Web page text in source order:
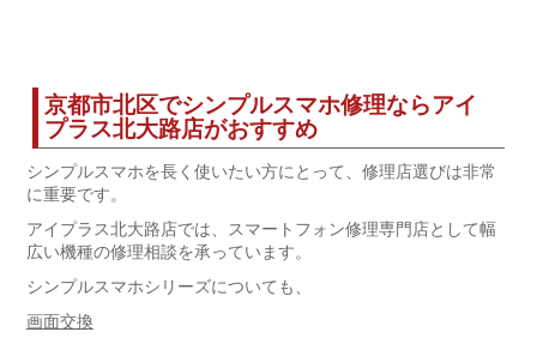
京都市北区でシンプルスマホ修理ならアイ
プラス北大路店がおすすめ
シンプルスマホを長く使いたい方にとって、修理店選びは非常
に重要です。
アイプラス北大路店では、スマートフォン修理専門店として幅
広い機種の修理相談を承っています。
シンプルスマホシリーズについても、
画面交換